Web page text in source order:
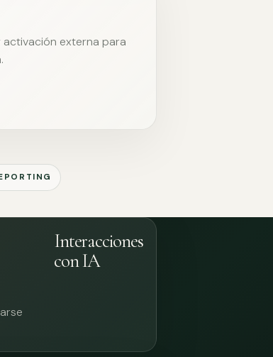
activación externa para
Interacciones
con IA